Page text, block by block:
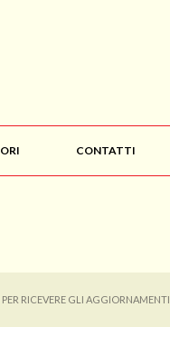
CONTATTI
RICEVERE GLI AGGIORNAMENTI